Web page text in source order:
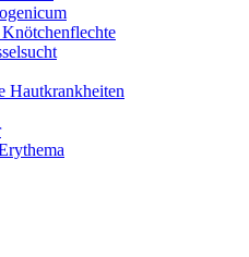
Hautkrankheiten